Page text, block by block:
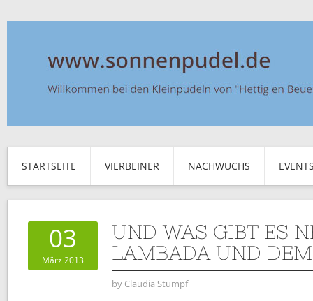
STARTSEITE VIERBEINER NACHWUCHS
03
März 2013
UND WAS GIBT ES
LAMBADA UND
by Claudia Stumpf